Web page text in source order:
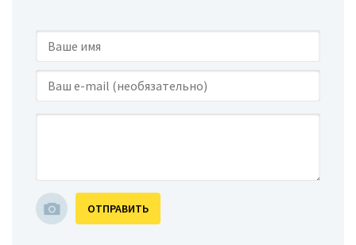
ОТПРАВИТЬ